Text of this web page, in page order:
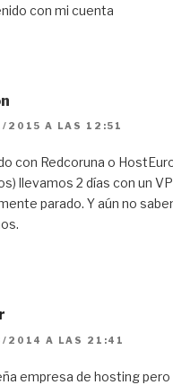
con mi cuenta
2015 A LAS 12:51
con Redcoruna o
llevamos 2 días con un
parado. Y aún no
2014 A LAS 21:41
empresa de hosting pero